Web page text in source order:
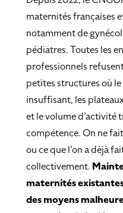
maternités françaises
notamment de
pédiatres. Toutes les
professionnels
petites structures où
insuffisant, les
et le volume d’activité
compétence. On ne
ou ce que l’on a déjà
collectivement.
maternités
des moyens